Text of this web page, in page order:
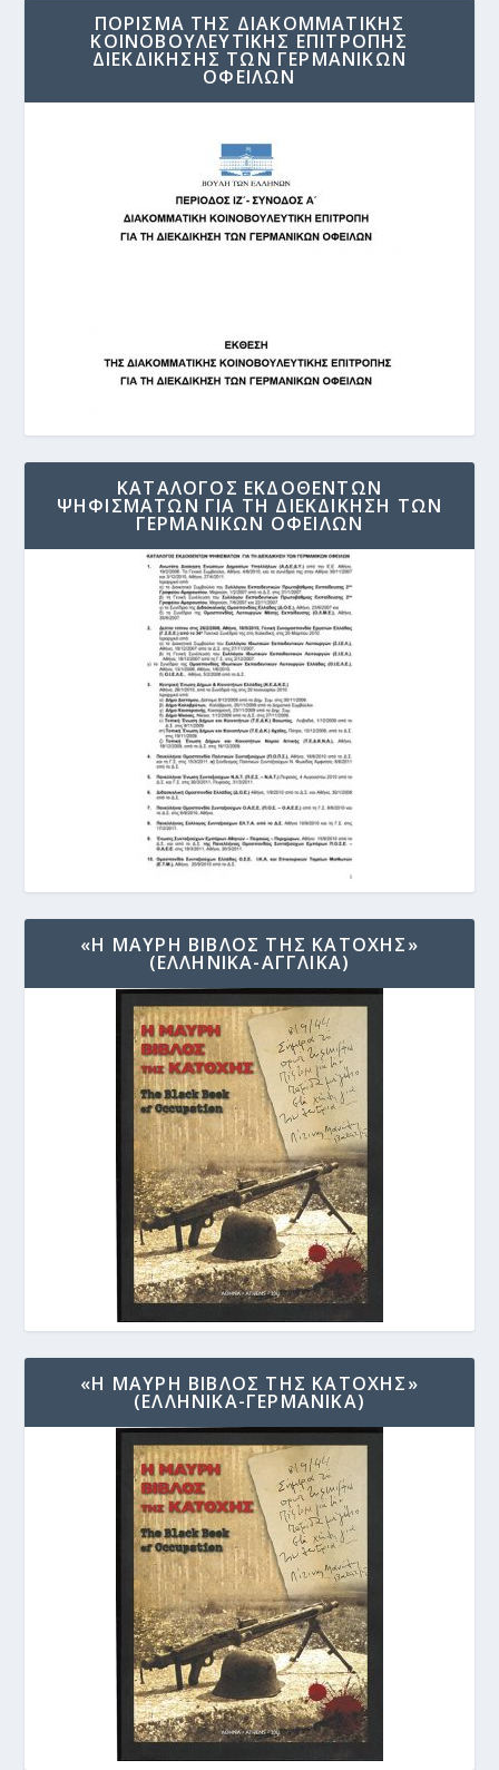
ΠΟΡΙΣΜΑ ΤΗΣ ΔΙΑΚΟΜΜΑΤΙΚΗΣ
ΚΟΙΝΟΒΟΥΛΕΥΤΙΚΗΣ ΕΠΙΤΡΟΠΗΣ
ΔΙΕΚΔΙΚΗΣΗΣ ΤΩΝ ΓΕΡΜΑΝΙΚΩΝ
ΟΦΕΙΛΩΝ
ΚΑΤΑΛΟΓΟΣ ΕΚΔΟΘΕΝΤΩΝ
ΨΗΦΙΣΜΑΤΩΝ ΓΙΑ ΤΗ ΔΙΕΚΔΙΚΗΣΗ ΤΩΝ
ΓΕΡΜΑΝΙΚΩΝ ΟΦΕΙΛΩΝ
«Η ΜΑΥΡΗ ΒΙΒΛΟΣ ΤΗΣ ΚΑΤΟΧΗΣ»
(ΕΛΛΗΝΙΚΑ-ΑΓΓΛΙΚΑ)
«Η ΜΑΥΡΗ ΒΙΒΛΟΣ ΤΗΣ ΚΑΤΟΧΗΣ»
(ΕΛΛΗΝΙΚΑ-ΓΕΡΜΑΝΙΚΑ)